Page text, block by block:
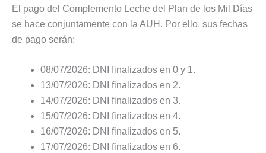
El pago del Complemento Leche del Plan de los Mil Días
se hace conjuntamente con la AUH. Por ello, sus fechas
de pago serán:
08/07/2026: DNI finalizados en 0 y 1.
13/07/2026: DNI finalizados en 2.
14/07/2026: DNI finalizados en 3.
15/07/2026: DNI finalizados en 4.
16/07/2026: DNI finalizados en 5.
17/07/2026: DNI finalizados en 6.